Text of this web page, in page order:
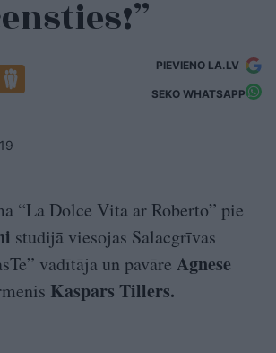
PIEVIENO LA.LV
SEKO WHATSAPP
“La Dolce Vita ar Roberto” pie
studijā viesojas Salacgrīvas
vadītāja un pavāre Agnese
Kaspars Tillers.